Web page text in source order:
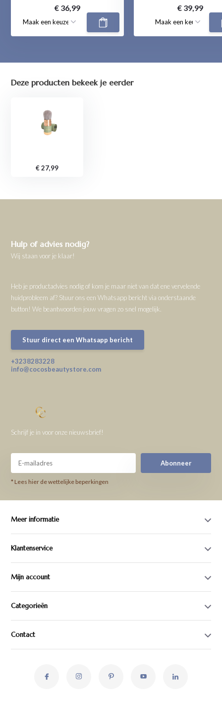
€ 36,99 € 39,99
Deze producten bekeek je eerder
€ 27,99
Hulp of advies nodig?
Wij staan voor je klaar!
Heb je productadvies nodig of kom je maar niet van dat ene vervelende
huidprobleem af? Stuur ons een Whatsapp bericht via onderstaande
button! We beantwoorden jouw vragen zo snel mogelijk.
Stuur direct een Whatsapp bericht
+3238283228
info@cocosbeautystore.com
Schrijf je in voor onze nieuwsbrief!
Abonneer
* Lees hier de wettelijke beperkingen
Meer informatie
Klantenservice
Mijn account
Categorieën
Contact